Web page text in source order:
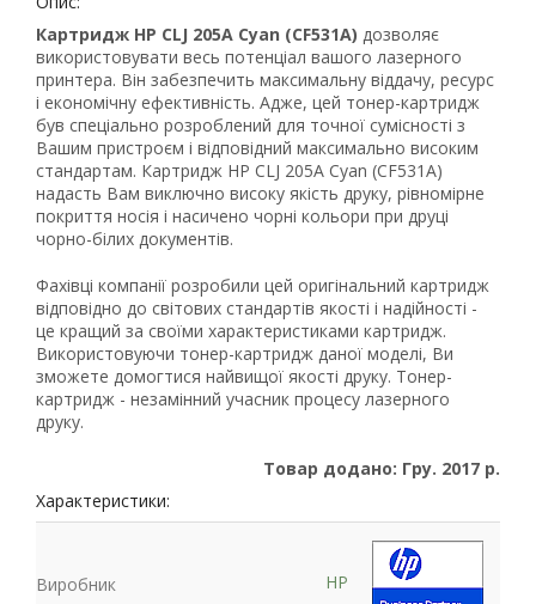
Рейтинг EXE.ua:4.6
Картридж HP CLJ 205A Cyan (CF531A) дозволяє
використовувати весь потенціал вашого лазерного
принтера. Він забезпечить максимальну віддачу, ресурс
і економічну ефективність. Адже, цей тонер-картридж
був спеціально розроблений для точної сумісності з
Вашим пристроєм і відповідний максимально високим
стандартам. Картридж HP CLJ 205A Cyan (CF531A)
надасть Вам виключно високу якість друку, рівномірне
покриття носія і насичено чорні кольори при друці
чорно-білих документів.
Фахівці компанії розробили цей оригінальний картридж
відповідно до світових стандартів якості і надійності -
це кращий за своїми характеристиками картридж.
Використовуючи тонер-картридж даної моделі, Ви
зможете домогтися найвищої якості друку. Тонер-
картридж - незамінний учасник процесу лазерного
друку.
Товар додано: Гру. 2017 р.
Характеристики:
Виробник HP